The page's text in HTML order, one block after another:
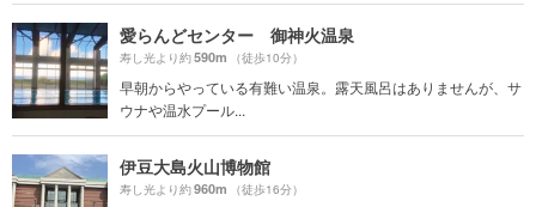
愛らんどセンター 御神火温泉
寿し光より約590m （徒歩10分）
早朝からやっている有難い温泉。露天風呂はありませんが、サ
ウナや温水プール...
伊豆大島火山博物館
寿し光より約960m （徒歩16分）